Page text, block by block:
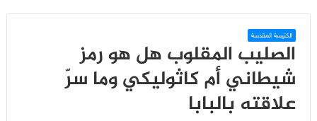
الكنيسة المقدسة
الصليب المقلوب هل هو رمز
شيطاني أم كاثوليكي وما سرّ
علاقته بالبابا